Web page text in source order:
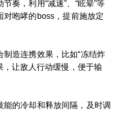
奏，利用“减速”、“眩晕”等
对咆哮的boss，提前施放定
造连携效果，比如“冻结炸
，让敌人行动缓慢，便于输
的冷却和释放间隔，及时调